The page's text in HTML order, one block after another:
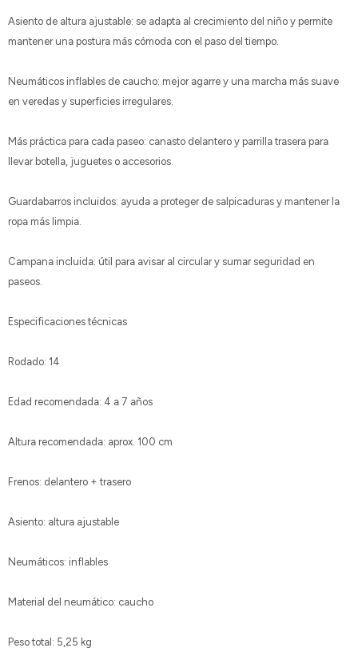
Asiento de altura ajustable: se adapta al crecimiento del niño y permite
mantener una postura más cómoda con el paso del tiempo.
Neumáticos inflables de caucho: mejor agarre y una marcha más suave
en veredas y superficies irregulares.
Más práctica para cada paseo: canasto delantero y parrilla trasera para
llevar botella, juguetes o accesorios.
Guardabarros incluidos: ayuda a proteger de salpicaduras y mantener la
ropa más limpia.
Campana incluida: útil para avisar al circular y sumar seguridad en
paseos.
Especificaciones técnicas
Rodado: 14
Edad recomendada: 4 a 7 años
Altura recomendada: aprox. 100 cm
Frenos: delantero + trasero
Asiento: altura ajustable
Neumáticos: inflables
Material del neumático: caucho
Peso total: 5,25 kg